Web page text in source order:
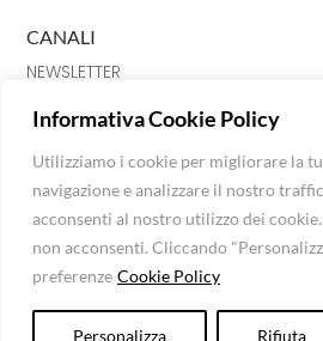
Informativa Cookie Policy
Utilizziamo i cookie per migliorare la
navigazione e analizzare il nostro
acconsenti al nostro utilizzo dei
non acconsenti. Cliccando
preferenze Cookie Policy
Personalizza Rifiuta
CANALI
NEWSLETTER
FACEBOOK
CHAT
Luna Srl © Extra Fashion Stores
Via Mazzini n. 120, C. Fiorentino,
P.I: 01624850515 -